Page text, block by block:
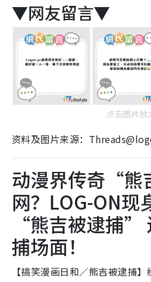
▼网友留言▼
点击图片放
资料及图片来源：
动漫界传奇“
网？LOG-ON现
“熊吉被逮捕”
捕场面！
【搞笑漫画日和／熊吉被逮捕